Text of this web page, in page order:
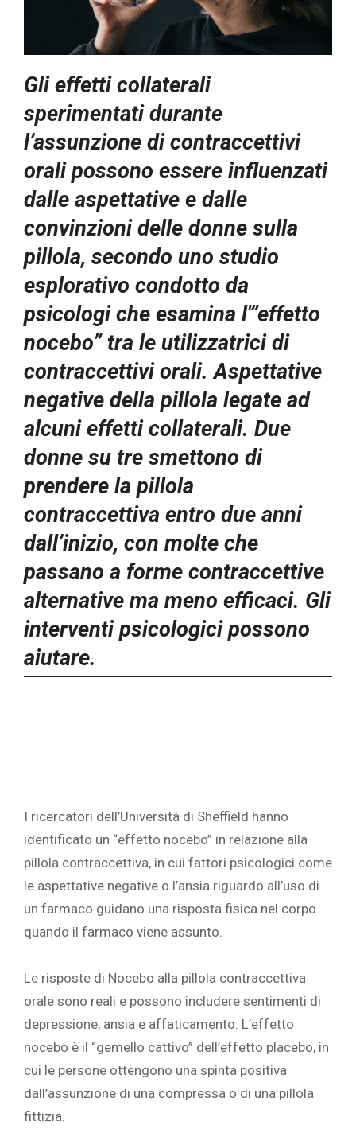
Gli effetti collaterali
sperimentati durante
l’assunzione di contraccettivi
orali possono essere influenzati
dalle aspettative e dalle
convinzioni delle donne sulla
pillola, secondo uno studio
esplorativo condotto da
psicologi che esamina l'”effetto
nocebo” tra le utilizzatrici di
contraccettivi orali. Aspettative
negative della pillola legate ad
alcuni effetti collaterali. Due
donne su tre smettono di
prendere la pillola
contraccettiva entro due anni
dall’inizio, con molte che
passano a forme contraccettive
alternative ma meno efficaci. Gli
interventi psicologici possono
aiutare.
I ricercatori dell’Università di Sheffield hanno
identificato un “effetto nocebo” in relazione alla
pillola contraccettiva, in cui fattori psicologici come
le aspettative negative o l’ansia riguardo all’uso di
un farmaco guidano una risposta fisica nel corpo
quando il farmaco viene assunto.
Le risposte di Nocebo alla pillola contraccettiva
orale sono reali e possono includere sentimenti di
depressione, ansia e affaticamento. L’effetto
nocebo è il “gemello cattivo” dell’effetto placebo, in
cui le persone ottengono una spinta positiva
dall’assunzione di una compressa o di una pillola
fittizia.